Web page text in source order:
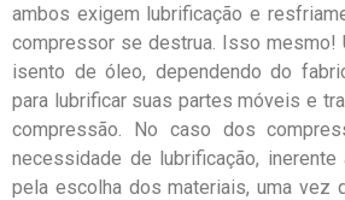
ambos exigem lubrificação e
compressor se destrua. Isso mesmo!
isento de óleo, dependendo do
para lubrificar suas partes móveis e
compressão. No caso dos
necessidade de lubrificação,
pela escolha dos materiais, uma vez